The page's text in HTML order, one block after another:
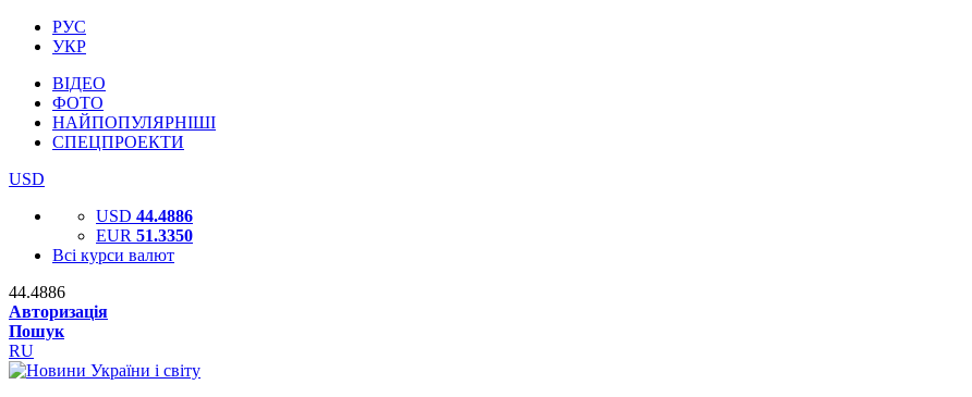
РУС
УКР
ВІДЕО
ФОТО
НАЙПОПУЛЯРНІШІ
СПЕЦПРОЕКТИ
USD
USD 44.4886
EUR 51.3350
Всі курси валют
44.4886
Авторизація
Пошук
RU